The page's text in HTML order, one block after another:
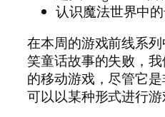
认识魔法世界中
在本周的游戏前线系
笑童话故事的失败，
的移动游戏，尽管它
可以以某种形式进行游